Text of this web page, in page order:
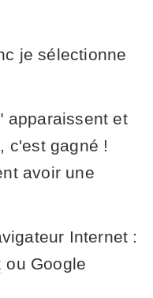
je sélectionne
apparaissent et
c'est gagné !
avoir une
Internet :
ou Google